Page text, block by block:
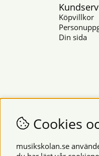
Köpvillkor
Din sida
Cookies
musikskolan.se